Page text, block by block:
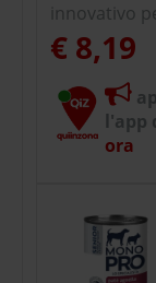
innovativo
€ 8,19
l'app
ora